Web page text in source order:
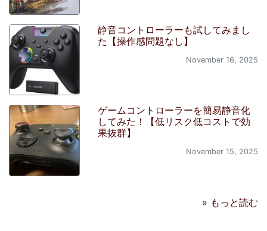
静音コントローラーも試してみまし
た【操作感問題なし】
November 16, 2025
ゲームコントローラーを簡易静音化
してみた！【低リスク低コストで効
果抜群】
November 15, 2025
» もっと読む